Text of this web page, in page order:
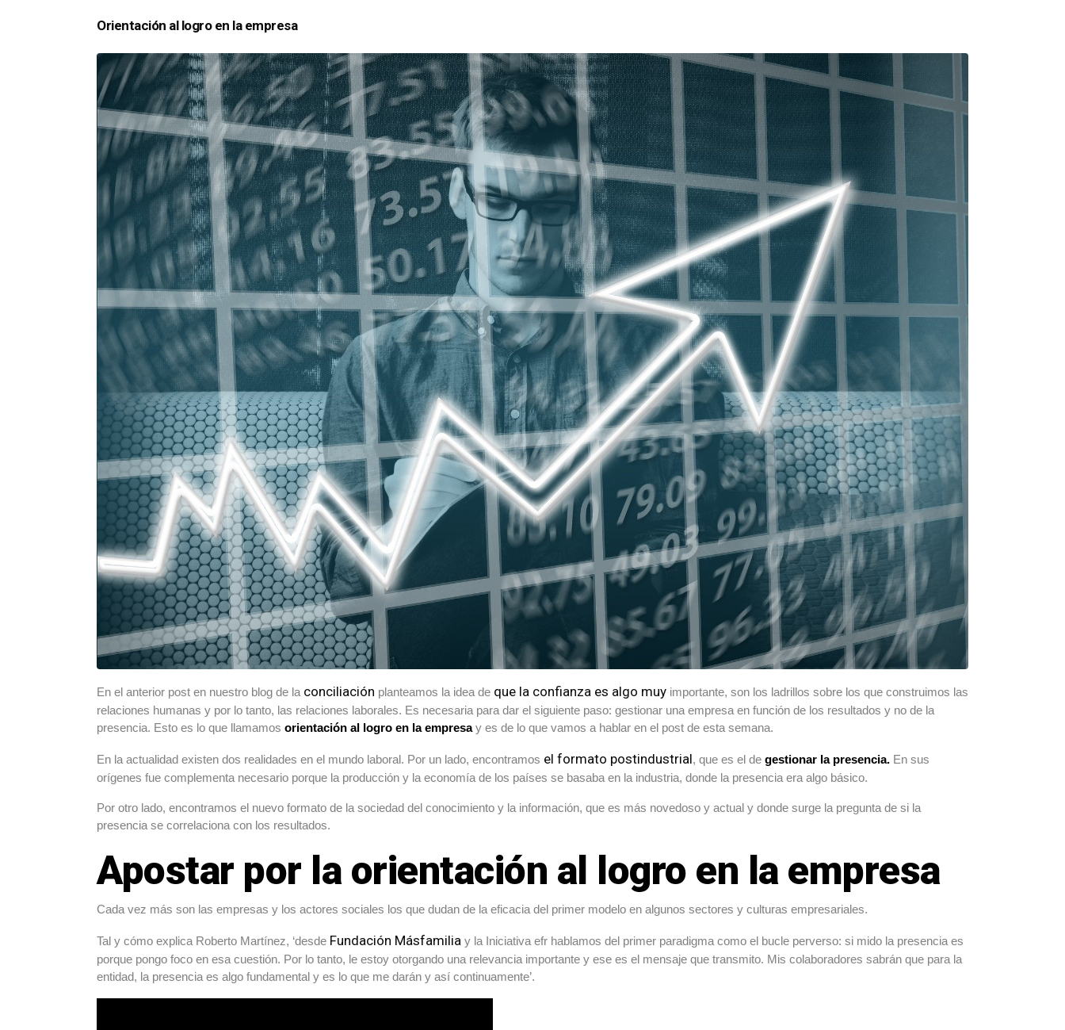
Orientación al logro en la empresa
En el anterior post en nuestro blog de la conciliación planteamos la idea de que la confianza es algo muy importante, son los ladrillos sobre los que construimos las
relaciones humanas y por lo tanto, las relaciones laborales. Es necesaria para dar el siguiente paso: gestionar una empresa en función de los resultados y no de la
presencia. Esto es lo que llamamos orientación al logro en la empresay es de lo que vamos a hablar en el post de esta semana.
En la actualidad existen dos realidades en el mundo laboral. Por un lado, encontramos el formato postindustrial, que es el de gestionar la presencia. En sus
orígenes fue complementa necesario porque la producción y la economía de los países se basaba en la industria, donde la presencia era algo básico.
Por otro lado, encontramos el nuevo formato de la sociedad del conocimiento y la información, que es más novedoso y actual y donde surge la pregunta de si la
presencia se correlaciona con los resultados.
Apostar por la orientación al logro en la empresa
Cada vez más son las empresas y los actores sociales los que dudan de la eficacia del primer modelo en algunos sectores y culturas empresariales.
Tal y cómo explica Roberto Martínez, ‘desde Fundación Másfamilia y la Iniciativa efr hablamos del primer paradigma como el bucle perverso: si mido la presencia es
porque pongo foco en esa cuestión. Por lo tanto, le estoy otorgando una relevancia importante y ese es el mensaje que transmito. Mis colaboradores sabrán que para la
entidad, la presencia es algo fundamental y es lo que me darán y así continuamente’.